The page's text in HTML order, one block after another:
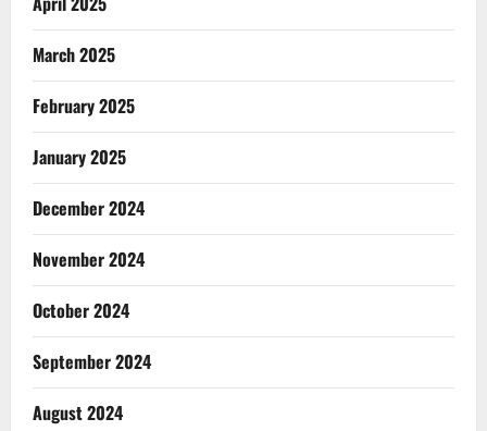
March 2025
February 2025
January 2025
December 2024
November 2024
October 2024
September 2024
August 2024